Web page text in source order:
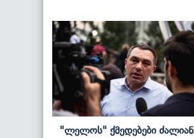
"ლელოს" Ქმედებები Ძალიან